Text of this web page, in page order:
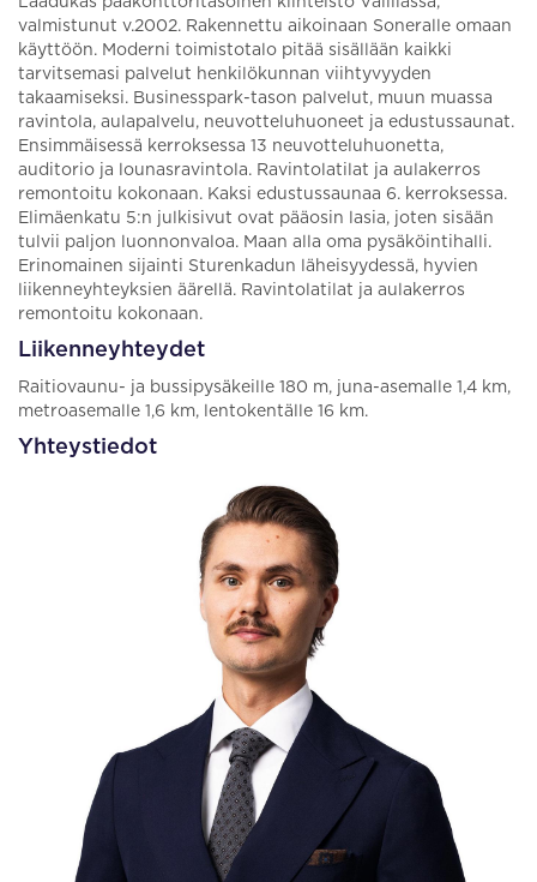
valmistunut v.2002. Rakennettu aikoinaan Soneralle omaan
käyttöön. Moderni toimistotalo pitää sisällään kaikki
tarvitsemasi palvelut henkilökunnan viihtyvyyden
takaamiseksi. Businesspark-tason palvelut, muun muassa
ravintola, aulapalvelu, neuvotteluhuoneet ja edustussaunat.
Ensimmäisessä kerroksessa 13 neuvotteluhuonetta,
auditorio ja lounasravintola. Ravintolatilat ja aulakerros
remontoitu kokonaan. Kaksi edustussaunaa 6. kerroksessa.
Elimäenkatu 5:n julkisivut ovat pääosin lasia, joten sisään
tulvii paljon luonnonvaloa. Maan alla oma pysäköintihalli.
Erinomainen sijainti Sturenkadun läheisyydessä, hyvien
liikenneyhteyksien äärellä. Ravintolatilat ja aulakerros
remontoitu kokonaan.
Liikenneyhteydet
Raitiovaunu- ja bussipysäkeille 180 m, juna-asemalle 1,4 km,
metroasemalle 1,6 km, lentokentälle 16 km.
Yhteystiedot